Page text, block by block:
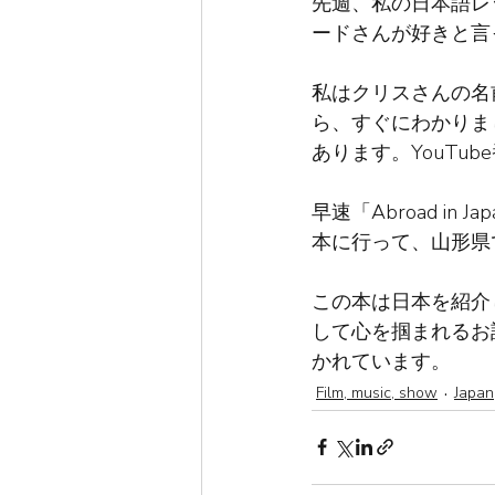
ードさんが好きと
私はクリスさんの
ら、すぐにわかり
あります。
早速「Abroad in
本に行って、山形
この本は日本を紹
して心を掴まれる
かれています。
Film, music, show Japan